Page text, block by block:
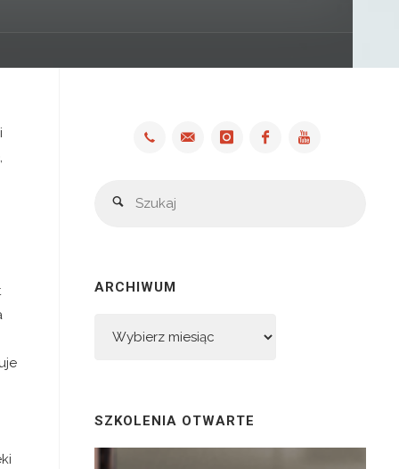
Szukaj
ARCHIWUM
SZKOLENIA OTWARTE